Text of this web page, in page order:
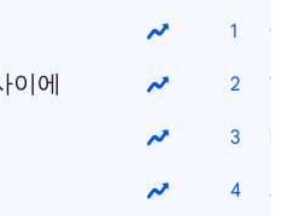
이에
어
한
지